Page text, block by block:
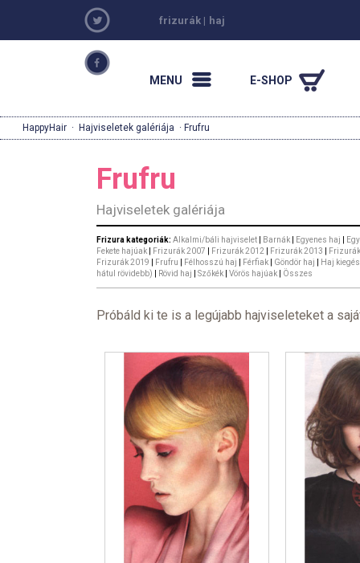
frizurák | haj
MENU E-SHOP
HappyHair · Hajviseletek galériája · Frufru
Frufru
Hajviseletek galériája
Frizura kategoriák: Alkalmi/báli hajviselet Barnák Egyenes haj
Fekete hajúak
Frizurák 2007 Frizurák 2012 Frizurák 2013
Frizurák 2019
Frufru Félhosszú haj Férfiak Göndör haj
Haj
hátul rövidebb)
Rövid haj Szőkék Vörös hajúak Összes
Próbáld ki te is a legújabb hajviseleteket a